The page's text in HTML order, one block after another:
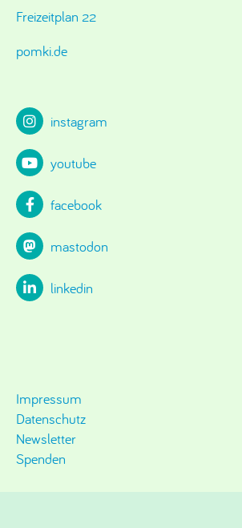
Freizeitplan 22
pomki.de
instagram
youtube
facebook
mastodon
linkedin
Impressum
Datenschutz
Newsletter
Spenden